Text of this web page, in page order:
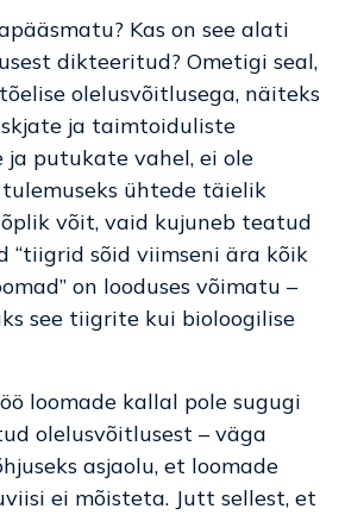
Kas on see alati
dikteeritud? Ometigi seal,
olelusvõitlusega, näiteks
ja taimtoiduliste
ja putukate vahel, ei ole
ühtede täielik
võit, vaid kujuneb teatud
“tiigrid sõid viimseni ära kõik
on looduses võimatu –
see tiigrite kui bioloogilise
loomade kallal pole sugugi
olelusvõitlusest – väga
asjaolu, et loomade
ei mõisteta. Jutt sellest, et